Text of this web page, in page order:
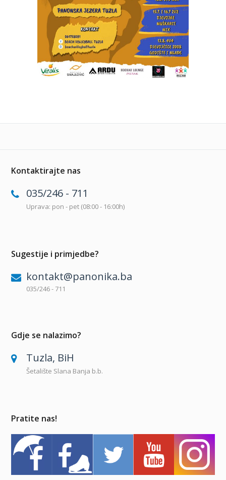
Kontaktirajte nas
035/246 - 711
Uprava: pon - pet (08:00 - 16:00h)
Sugestije i primjedbe?
kontakt@panonika.ba
035/246 - 711
Gdje se nalazimo?
Tuzla, BiH
Šetalište Slana Banja b.b.
Pratite nas!